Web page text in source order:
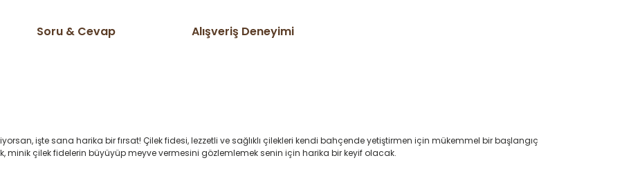
Soru & Cevap Alışveriş Deneyimi
işte sana harika bir fırsat! Çilek fidesi, lezzetli ve sağlıklı çilekleri kendi bahçende yetiştirmen için mükemmel bir başlangıç
minik çilek fidelerin büyüyüp meyve vermesini gözlemlemek senin için harika bir keyif olacak.